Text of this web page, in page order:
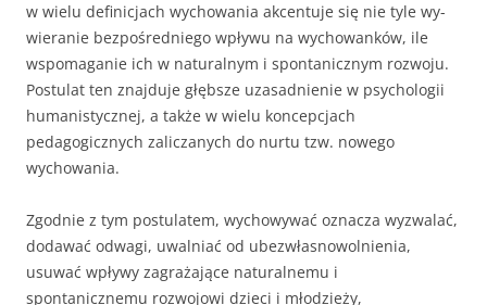
w wielu definicjach wychowania akcentuje się nie tyle wy­
wieranie bezpośredniego wpływu na wychowanków, ile
wspomaganie ich w naturalnym i spontanicznym rozwoju.
Postulat ten znajduje głębsze uza­sadnienie w psychologii
humanistycznej, a także w wielu koncepcjach
pedagogicznych zaliczanych do nurtu tzw. nowego
wychowania.
Zgodnie z tym postulatem, wychowywać oznacza wyzwalać,
doda­wać odwagi, uwalniać od ubezwłasnowolnienia,
usuwać wpływy zagra­żające naturalnemu i
spontanicznemu rozwojowi dzieci i młodzieży,